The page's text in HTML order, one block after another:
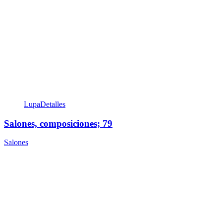
LupaDetalles
Salones, composiciones; 79
Salones